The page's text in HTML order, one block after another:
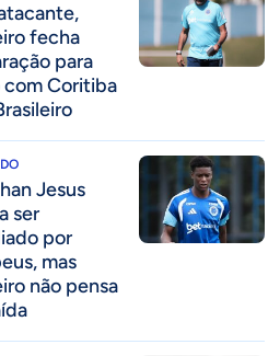
fecha
para
com Coritiba
Jesus
ser
por
mas
não pensa